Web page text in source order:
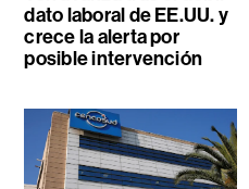
dato laboral de EE.UU. y
crece la alerta por
posible intervención